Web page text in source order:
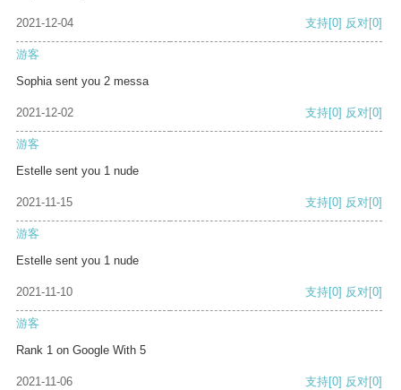
2021-12-04 支持[0] 反对[0]
游客
Sophia sent you 2 messa
2021-12-02 支持[0] 反对[0]
游客
Estelle sent you 1 nude
2021-11-15 支持[0] 反对[0]
游客
Estelle sent you 1 nude
2021-11-10 支持[0] 反对[0]
游客
Rank 1 on Google With 5
2021-11-06 支持[0] 反对[0]